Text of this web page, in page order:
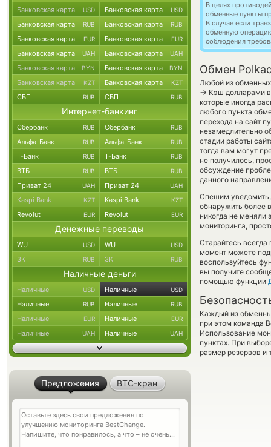
В целях
обменные пункты
В случае если
обменную
соблюдения
Обмен
Любой из обменных
→ Кэш долларами
которые иногда
любого пункта
перехода на сайт
незамедлительно
стадии работы
тогда вам могут
не получилось,
обсуждение
данного
Спешим
обнаружить более
никогда не меняли
мониторинга,
Старайтесь
момент можете
воспользуйтесь
вы получите
помощью функции
Каждый из
при этом команда
Использование
пунктах. При
размер резервов и
Банковская карта USD Банковская карта USD
Банковская карта RUB Банковская карта RUB
Банковская карта EUR Банковская карта EUR
Банковская карта UAH Банковская карта UAH
Банковская карта BYN Банковская карта BYN
Банковская карта KZT Банковская карта KZT
СБП RUB СБП RUB
Интернет-банкинг
Сбербанк RUB Сбербанк RUB
Альфа-Банк RUB Альфа-Банк RUB
Т-Банк RUB Т-Банк RUB
ВТБ RUB ВТБ RUB
Приват 24 UAH Приват 24 UAH
Kaspi Bank KZT Kaspi Bank KZT
Revolut EUR Revolut EUR
Денежные переводы
WU USD WU USD
ЗК RUB ЗК RUB
Наличные деньги
Наличные USD Наличные USD
Наличные RUB Наличные RUB
Наличные EUR Наличные EUR
Наличные UAH Наличные UAH
Предложения BTC-кран